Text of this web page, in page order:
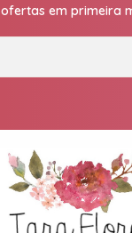
ofertas em primeira